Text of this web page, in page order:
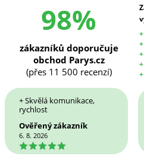
98%
zákazníků doporučuje
obchod Parys.cz
(přes 11 500 recenzí)
+ Skvělá komunikace,
rychlost
Ověřený zákazník
6. 8. 2026
5